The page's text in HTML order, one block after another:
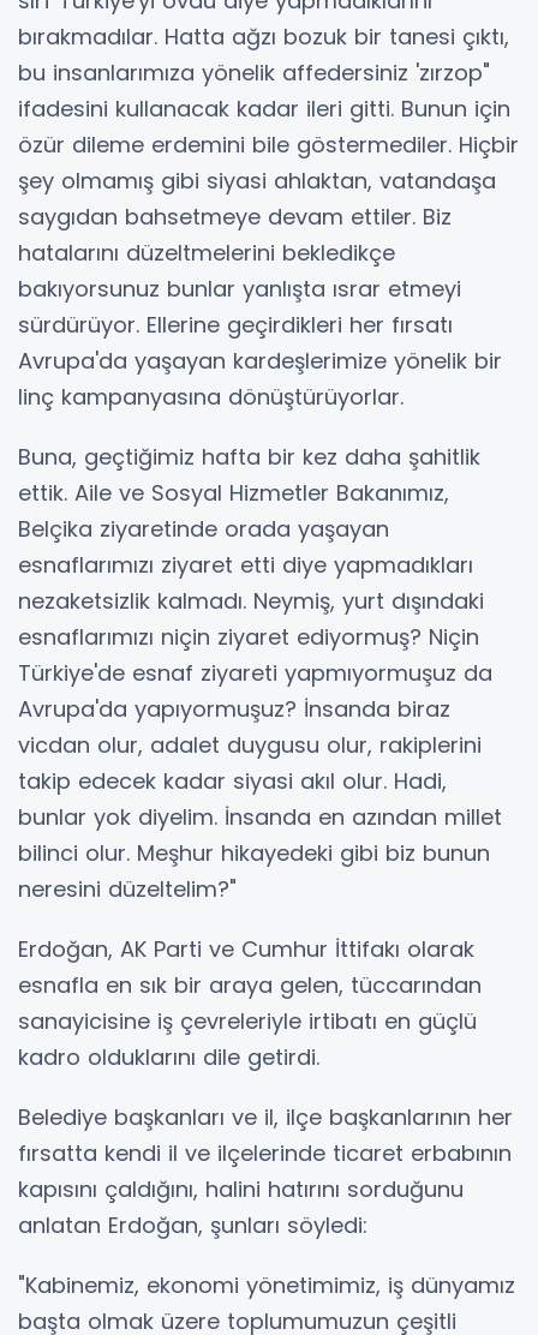
bırakmadılar. Hatta ağzı bozuk bir tanesi çıktı,
bu insanlarımıza yönelik affedersiniz 'zırzop"
ifadesini kullanacak kadar ileri gitti. Bunun için
özür dileme erdemini bile göstermediler. Hiçbir
şey olmamış gibi siyasi ahlaktan, vatandaşa
saygıdan bahsetmeye devam ettiler. Biz
hatalarını düzeltmelerini bekledikçe
bakıyorsunuz bunlar yanlışta ısrar etmeyi
sürdürüyor. Ellerine geçirdikleri her fırsatı
Avrupa'da yaşayan kardeşlerimize yönelik bir
linç kampanyasına dönüştürüyorlar.
Buna, geçtiğimiz hafta bir kez daha şahitlik
ettik. Aile ve Sosyal Hizmetler Bakanımız,
Belçika ziyaretinde orada yaşayan
esnaflarımızı ziyaret etti diye yapmadıkları
nezaketsizlik kalmadı. Neymiş, yurt dışındaki
esnaflarımızı niçin ziyaret ediyormuş? Niçin
Türkiye'de esnaf ziyareti yapmıyormuşuz da
Avrupa'da yapıyormuşuz? İnsanda biraz
vicdan olur, adalet duygusu olur, rakiplerini
takip edecek kadar siyasi akıl olur. Hadi,
bunlar yok diyelim. İnsanda en azından millet
bilinci olur. Meşhur hikayedeki gibi biz bunun
neresini düzeltelim?"
Erdoğan, AK Parti ve Cumhur İttifakı olarak
esnafla en sık bir araya gelen, tüccarından
sanayicisine iş çevreleriyle irtibatı en güçlü
kadro olduklarını dile getirdi.
Belediye başkanları ve il, ilçe başkanlarının her
fırsatta kendi il ve ilçelerinde ticaret erbabının
kapısını çaldığını, halini hatırını sorduğunu
anlatan Erdoğan, şunları söyledi:
"Kabinemiz, ekonomi yönetimimiz, iş dünyamız
başta olmak üzere toplumumuzun çeşitli